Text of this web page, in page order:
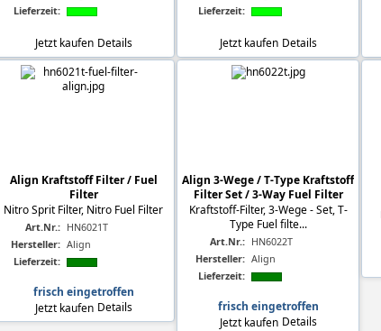
Lieferzeit:
Jetzt kaufen Details
Lieferzeit:
Jetzt kaufen Details
Align Kraftstoff Filter / Fuel
Filter
Nitro Sprit Filter, Nitro Fuel Filter
Art.Nr.: HN6021T
Hersteller: Align
Lieferzeit:
frisch eingetroffen
Jetzt kaufen Details
Align 3-Wege / T-Type Kraftstoff
Filter Set / 3-Way Fuel Filter
Kraftstoff-Filter, 3-Wege - Set, T-
Type Fuel filte...
Art.Nr.: HN6022T
Hersteller: Align
Lieferzeit:
frisch eingetroffen
Jetzt kaufen Details